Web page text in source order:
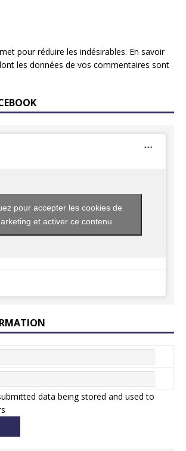
pour réduire les indésirables. En savoir
les données de vos commentaires sont
pour accepter les cookies de
et activer ce contenu
data being stored and used to